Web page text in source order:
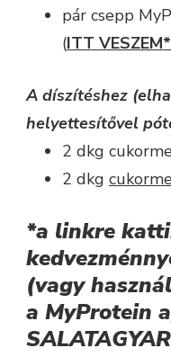
pár csepp
(ITT VESZEM*
A díszítéshez
helyettesítővel
2 dkg
2 dkg
*a linkre
(vagy
a MyProtein